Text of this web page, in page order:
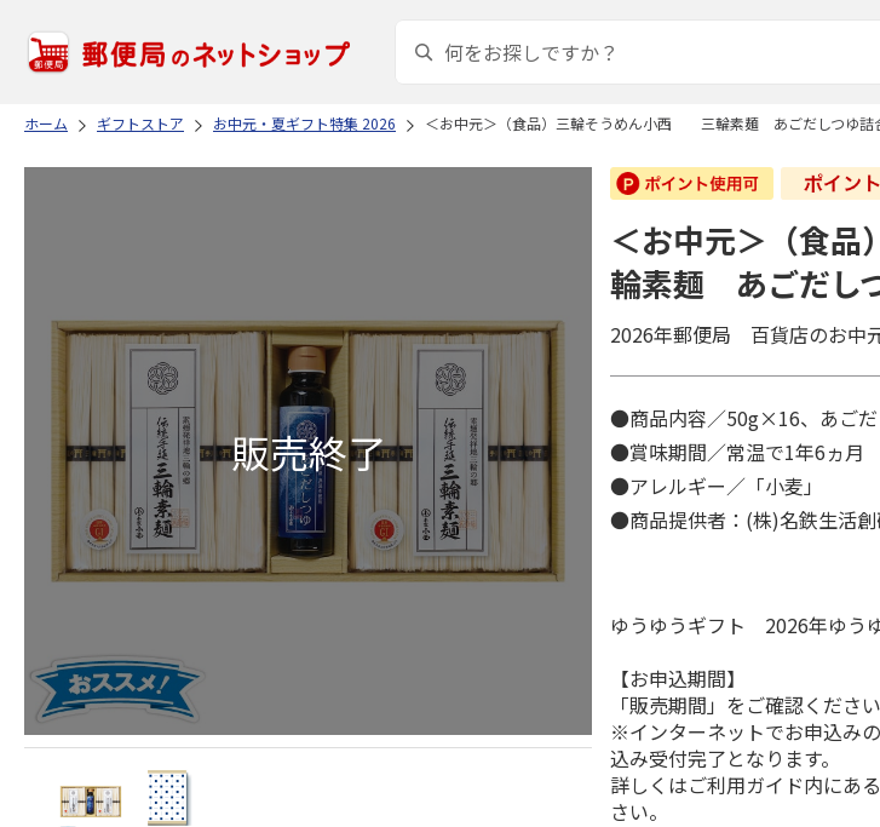
ホーム ギフトストア お中元・夏ギフト特集 2026 ＜お中元＞（食品）三輪そうめん小西 三輪素麺 あごだしつゆ詰
＜お中元＞（食
輪素麺 あごだし
2026年郵便局 百貨店のお中
●商品内容／50g×16、あご
●賞味期間／常温で1年6ヵ月
●アレルギー／「小麦」
●商品提供者：(株)名鉄生活
ゆうゆうギフト 2026年ゆう
【お申込期間】
「販売期間」をご確認ください
※インターネットでお申込み
込み受付完了となります。
詳しくはご利用ガイド内にあ
さい。